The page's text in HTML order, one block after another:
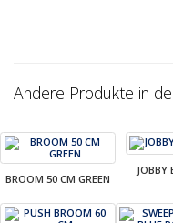
Andere Produkte in
BROOM 50 CM GREEN
JOBBY